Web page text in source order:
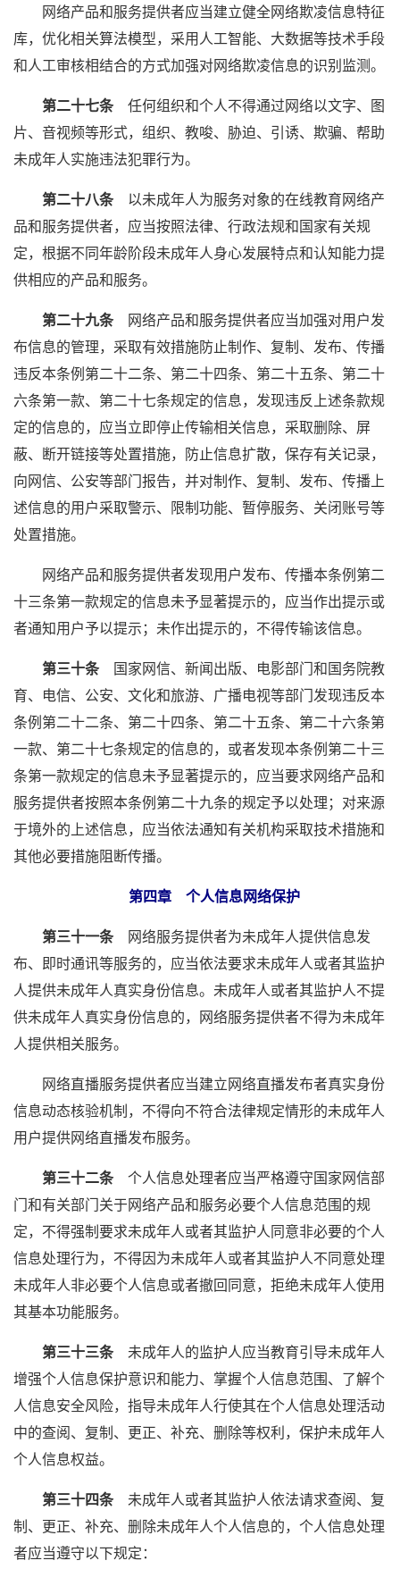
网络产品和服务提供者应当建立健全网络欺凌信息特征
库，优化相关算法模型，采用人工智能、大数据等技术手段
和人工审核相结合的方式加强对网络欺凌信息的识别监测。
第二十七条任何组织和个人不得通过网络以文字、图
片、音视频等形式，组织、教唆、胁迫、引诱、欺骗、帮助
未成年人实施违法犯罪行为。
第二十八条以未成年人为服务对象的在线教育网络产
品和服务提供者，应当按照法律、行政法规和国家有关规
定，根据不同年龄阶段未成年人身心发展特点和认知能力提
供相应的产品和服务。
第二十九条网络产品和服务提供者应当加强对用户发
布信息的管理，采取有效措施防止制作、复制、发布、传播
违反本条例第二十二条、第二十四条、第二十五条、第二十
六条第一款、第二十七条规定的信息，发现违反上述条款规
定的信息的，应当立即停止传输相关信息，采取删除、屏
蔽、断开链接等处置措施，防止信息扩散，保存有关记录，
向网信、公安等部门报告，并对制作、复制、发布、传播上
述信息的用户采取警示、限制功能、暂停服务、关闭账号等
处置措施。
网络产品和服务提供者发现用户发布、传播本条例第二
十三条第一款规定的信息未予显著提示的，应当作出提示或
者通知用户予以提示；未作出提示的，不得传输该信息。
第三十条国家网信、新闻出版、电影部门和国务院教
育、电信、公安、文化和旅游、广播电视等部门发现违反本
条例第二十二条、第二十四条、第二十五条、第二十六条第
一款、第二十七条规定的信息的，或者发现本条例第二十三
条第一款规定的信息未予显著提示的，应当要求网络产品和
服务提供者按照本条例第二十九条的规定予以处理；对来源
于境外的上述信息，应当依法通知有关机构采取技术措施和
其他必要措施阻断传播。
第四章 个人信息网络保护
第三十一条网络服务提供者为未成年人提供信息发
布、即时通讯等服务的，应当依法要求未成年人或者其监护
人提供未成年人真实身份信息。未成年人或者其监护人不提
供未成年人真实身份信息的，网络服务提供者不得为未成年
人提供相关服务。
网络直播服务提供者应当建立网络直播发布者真实身份
信息动态核验机制，不得向不符合法律规定情形的未成年人
用户提供网络直播发布服务。
第三十二条个人信息处理者应当严格遵守国家网信部
门和有关部门关于网络产品和服务必要个人信息范围的规
定，不得强制要求未成年人或者其监护人同意非必要的个人
信息处理行为，不得因为未成年人或者其监护人不同意处理
未成年人非必要个人信息或者撤回同意，拒绝未成年人使用
其基本功能服务。
第三十三条未成年人的监护人应当教育引导未成年人
增强个人信息保护意识和能力、掌握个人信息范围、了解个
人信息安全风险，指导未成年人行使其在个人信息处理活动
中的查阅、复制、更正、补充、删除等权利，保护未成年人
个人信息权益。
第三十四条未成年人或者其监护人依法请求查阅、复
制、更正、补充、删除未成年人个人信息的，个人信息处理
者应当遵守以下规定：